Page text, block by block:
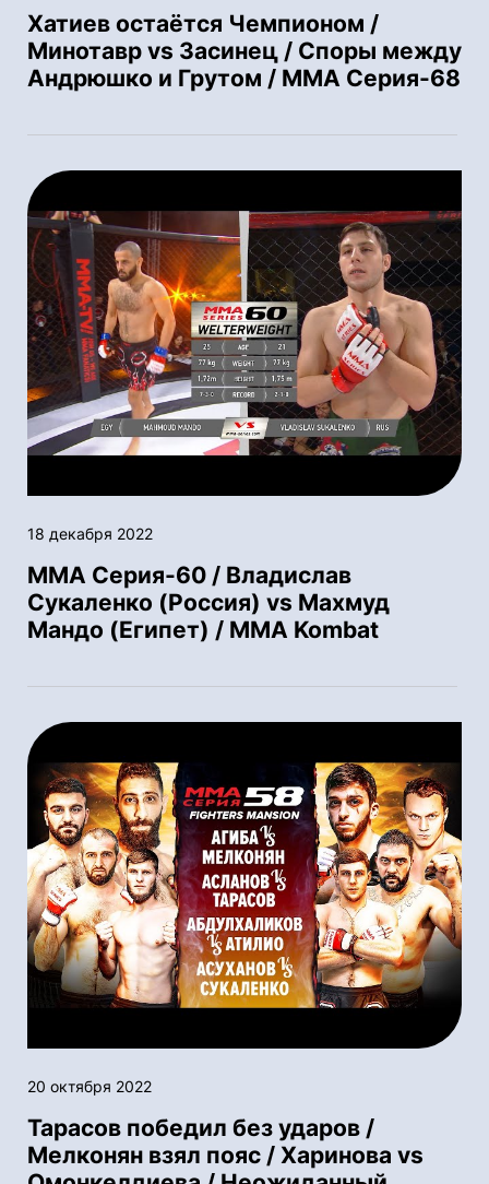
Хатиев остаётся Чемпионом /
Минотавр vs Засинец / Споры между
Андрюшко и Грутом / ММА Серия-68
18 декабря 2022
ММА Серия-60 / Владислав
Сукаленко (Россия) vs Махмуд
Мандо (Египет) / MMA Kombat
20 октября 2022
Тарасов победил без ударов /
Мелконян взял пояс / Харинова vs